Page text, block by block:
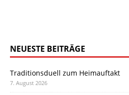
NEUESTE BEITRÄGE
Traditionsduell zum Heimauftakt
7. August 2026